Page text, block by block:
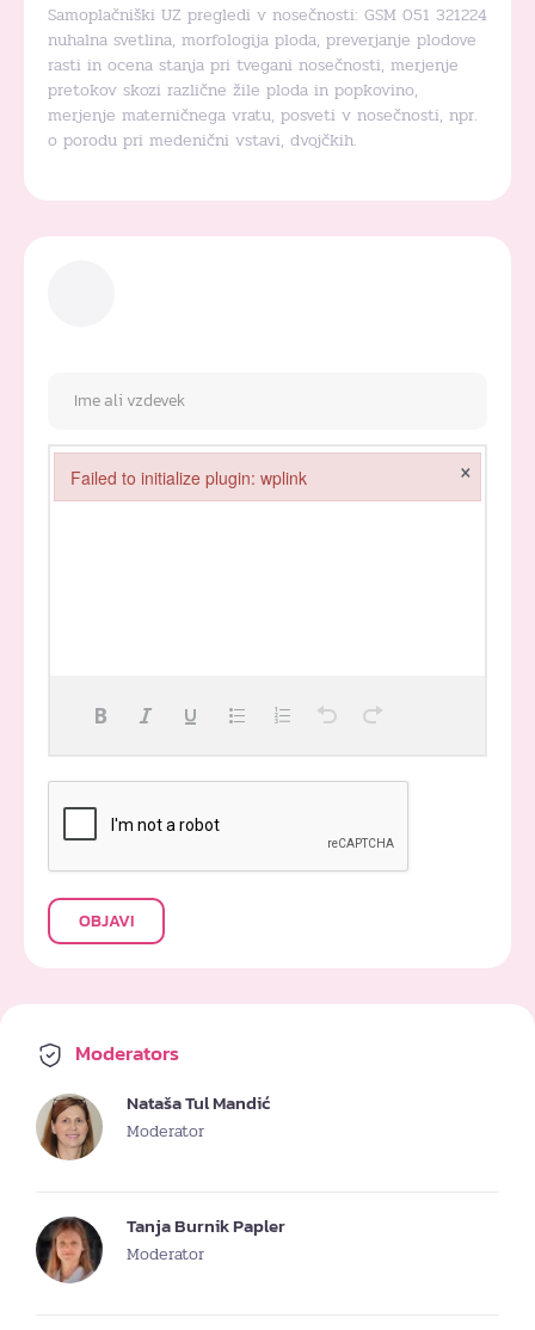
Samoplačniški UZ pregledi v nosečnosti: GSM 051 321224
nuhalna svetlina, morfologija ploda, preverjanje plodove
rasti in ocena stanja pri tvegani nosečnosti, merjenje
pretokov skozi različne žile ploda in popkovino,
merjenje materničnega vratu, posveti v nosečnosti, npr.
o porodu pri medenični vstavi, dvojčkih.
OBJAVI
Moderators
Nataša Tul Mandić
Moderator
Tanja Burnik Papler
Moderator
Failed to initialize plugin: wplink ×
Failed to initialize plugin: wplink